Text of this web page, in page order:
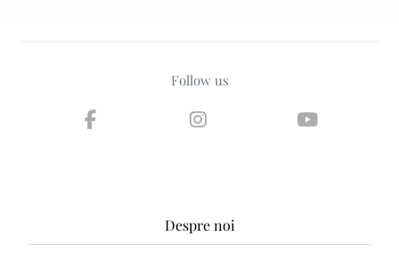
Follow us
Despre noi